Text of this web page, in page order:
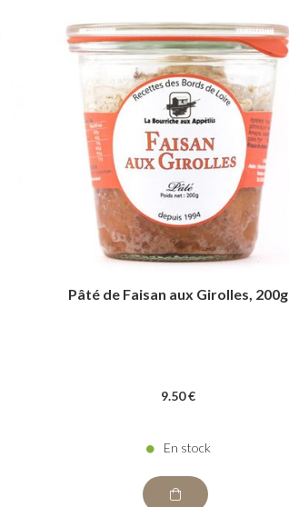
Pâté de Faisan aux Girolles, 200g
9.50€
En stock